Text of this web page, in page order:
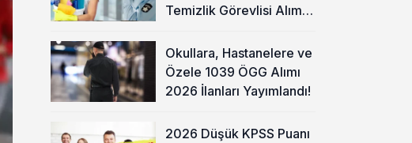
Temizlik Görevlisi Alımı
Okullara, Hastanelere ve
Özele 1039 ÖGG Alımı
2026 İlanları Yayımlandı!
2026 Düşük KPSS Puanı